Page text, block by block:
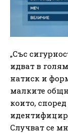
„Със
идват в
натиск и
малките
които,
Случват се